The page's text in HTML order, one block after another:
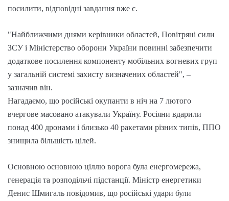
посилити, відповідні завдання вже є.
"Найближчими днями керівники областей, Повітряні сили
ЗСУ і Міністерство оборони України повинні забезпечити
додаткове посилення компоненту мобільних вогневих груп
у загальній системі захисту визначених областей", –
зазначив він.
Нагадаємо, що російські окупанти в ніч на 7 лютого
вчергове масовано атакували Україну. Росіяни вдарили
понад 400 дронами і близько 40 ракетами різних типів, ППО
знищила більшість цілей.
Основною основною ціллю ворога була енергомережа,
генерація та розподільчі підстанції. Міністр енергетики
Денис Шмигаль повідомив, що російські удари були